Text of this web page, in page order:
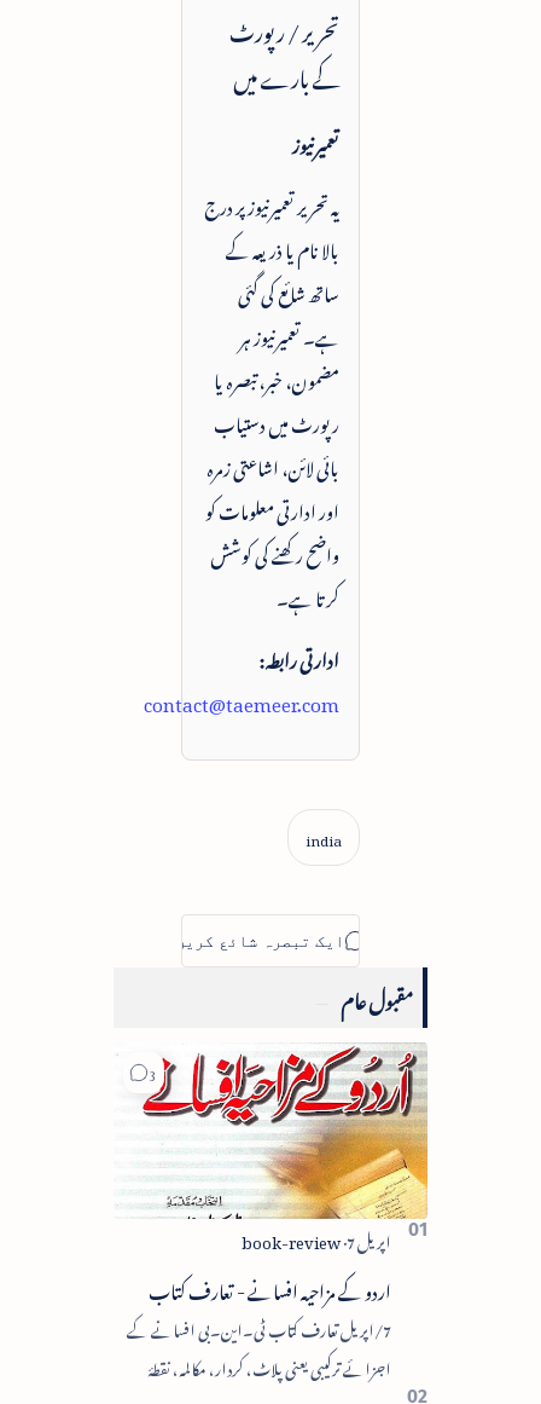
تحریر / رپورٹ
کے بارے میں
تعمیرنیوز
یہ تحریر تعمیرنیوز پر درج
بالا نام یا ذریعہ کے
ساتھ شائع کی گئی
ہے۔ تعمیرنیوز ہر
مضمون، خبر، تبصرہ یا
رپورٹ میں دستیاب
بائی لائن، اشاعتی زمرہ
اور ادارتی معلومات کو
واضح رکھنے کی کوشش
کرتا ہے۔
ادارتی رابطہ:
contact@taemeer.com
مقبول عام
اردو کے مزاحیہ افسانے - تعارف کتاب
7/اپریل تعارف کتاب ٹی۔این۔بی افسانے کے
اجزائے ترکیبی یعنی پلاٹ، کردار، مکالمہ، نقطۂ